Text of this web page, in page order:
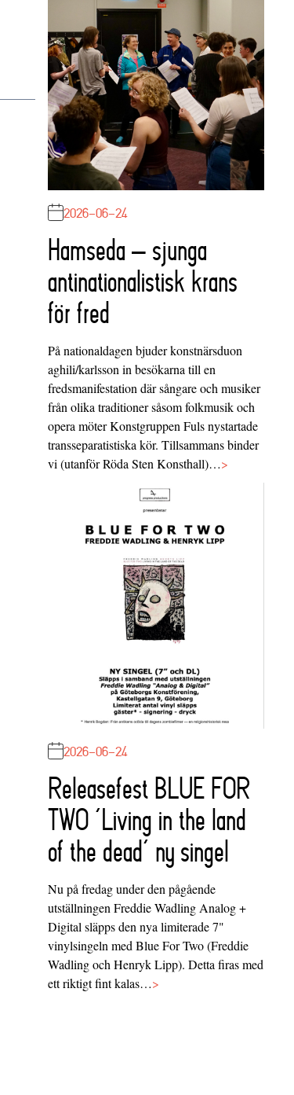
2026-06-24
Hamseda – sjunga
antinationalistisk krans
för fred
På nationaldagen bjuder konstnärsduon
aghili/karlsson in besökarna till en
fredsmanifestation där sångare och musiker
från olika traditioner såsom folkmusik och
opera möter Konstgruppen Fuls nystartade
transseparatistiska kör. Tillsammans binder
vi (utanför Röda Sten Konsthall)…>
2026-06-24
Releasefest BLUE FOR
TWO ‘Living in the land
of the dead’ ny singel
Nu på fredag under den pågående
utställningen Freddie Wadling Analog +
Digital släpps den nya limiterade 7"
vinylsingeln med Blue For Two (Freddie
Wadling och Henryk Lipp). Detta firas med
ett riktigt fint kalas…>